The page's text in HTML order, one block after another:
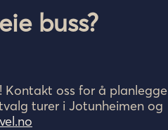
buss?
Kontakt oss for å planlegge
turer i Jotunheimen og